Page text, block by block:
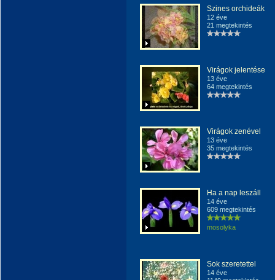
Szines orchideák
12 éve
21 megtekintés
Virágok jelentése
13 éve
64 megtekintés
Virágok zenével
13 éve
35 megtekintés
Ha a nap leszáll
14 éve
609 megtekintés
mosolyka
Sok szeretettel
14 éve